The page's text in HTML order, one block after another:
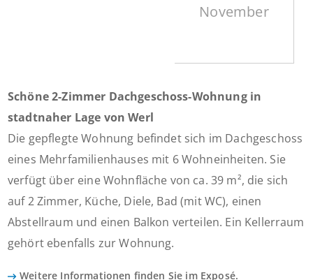
November
Schöne 2-Zimmer Dachgeschoss-Wohnung in
stadtnaher Lage von Werl
Die gepflegte Wohnung befindet sich im Dachgeschoss
eines Mehrfamilienhauses mit 6 Wohneinheiten. Sie
verfügt über eine Wohnfläche von ca. 39 m², die sich
auf 2 Zimmer, Küche, Diele, Bad (mit WC), einen
Abstellraum und einen Balkon verteilen. Ein Kellerraum
gehört ebenfalls zur Wohnung.
Weitere Informationen finden Sie im Exposé.